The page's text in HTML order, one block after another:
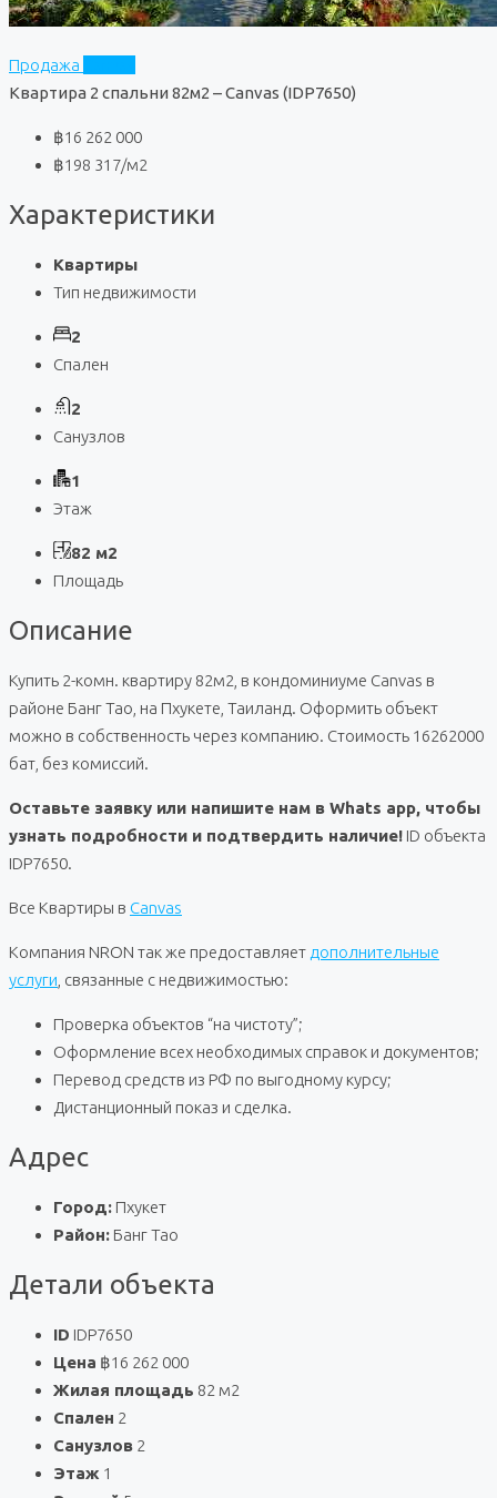
Продажа
Квартира 2 спальни 82м2 – Canvas (IDP7650)
฿16 262 000
฿198 317/м2
Характеристики
Квартиры
Тип недвижимости
2
Спален
2
Санузлов
1
Этаж
82 м2
Площадь
Описание
Купить 2-комн. квартиру 82м2, в кондоминиуме Canvas в
районе Банг Тао, на Пхукете, Таиланд. Оформить объект
можно в собственность через компанию. Стоимость 16262000
бат, без комиссий.
Оставьте заявку или напишите нам в Whats app, чтобы
узнать подробности и подтвердить наличие! ID объекта
IDP7650.
Все Квартиры в Canvas
Компания NRON так же предоставляет дополнительные
услуги , связанные с недвижимостью:
Проверка объектов “на чистоту”;
Оформление всех необходимых справок и документов;
Перевод средств из РФ по выгодному курсу;
Дистанционный показ и сделка.
Адрес
Город: Пхукет
Район: Банг Тао
Детали объекта
ID IDP7650
Цена ฿16 262 000
Жилая площадь 82 м2
Спален 2
Санузлов 2
Этаж 1